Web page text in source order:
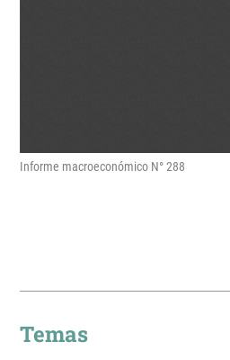
Informe macroeconómico N° 288
Temas